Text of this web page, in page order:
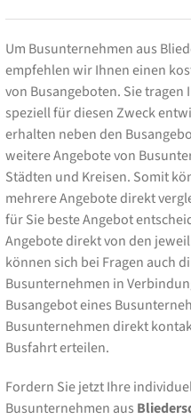
Um Busunternehmen aus
empfehlen wir Ihnen einen
von Busangeboten. Sie
speziell für diesen Zweck
erhalten neben den
weitere Angebote von
Städten und Kreisen. Somit
mehrere Angebote direkt
für Sie beste Angebot
Angebote direkt von den
können sich bei Fragen auch
Busunternehmen in
Busangebot eines
Busunternehmen direkt
Busfahrt erteilen.
Fordern Sie jetzt Ihre
Busunternehmen aus